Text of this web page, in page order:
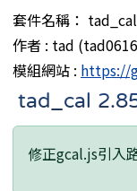
套件名稱：
作者 : tad
模組網站 : https://
tad_cal
修正gcal.js引入